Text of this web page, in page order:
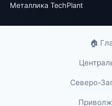
Металлика TechPlant
🏠
Северо-